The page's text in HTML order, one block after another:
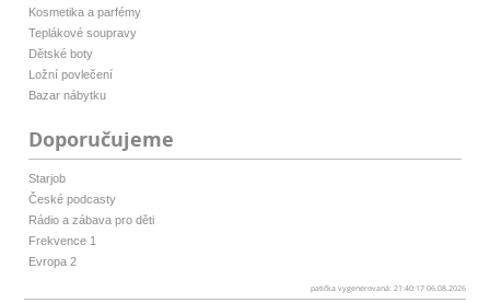
Kosmetika a parfémy
Teplákové soupravy
Dětské boty
Ložní povlečení
Bazar nábytku
Doporučujeme
Starjob
České podcasty
Rádio a zábava pro děti
Frekvence 1
Evropa 2
patička vygenerovaná: 21:40:17 06.08.2026